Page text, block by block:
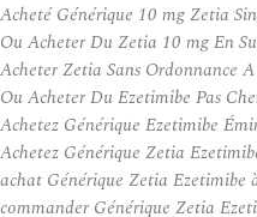
Acheté Générique 10 mg Zetia
Ou Acheter Du Zetia 10 mg En
Acheter Zetia Sans Ordonnance
Ou Acheter Du Ezetimibe Pas
Achetez Générique Ezetimibe
Achetez Générique Zetia
achat Générique Zetia Ezetimibe
commander Générique Zetia